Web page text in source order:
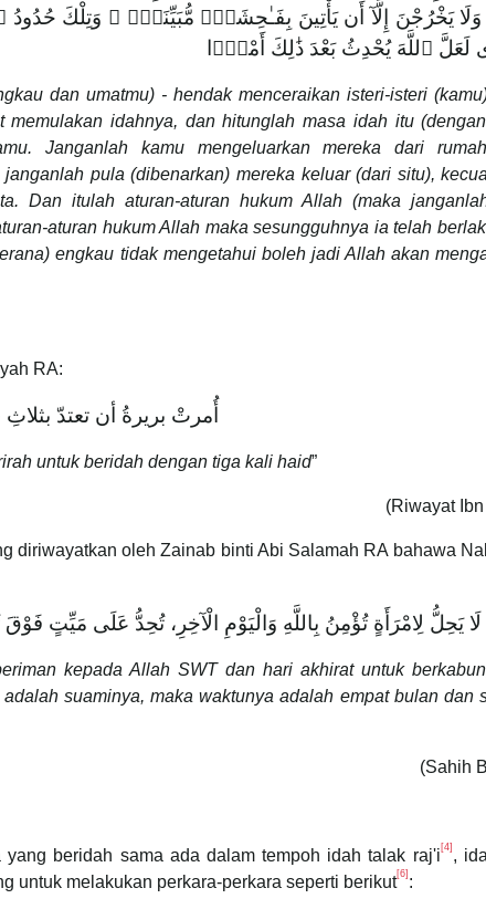
وَلَا يَخْرُجْنَ إِلَّآ أَن يَأْتِينَ بِفَـٰحِشَةٍۢ مُّبَيِّنَةٍۢ ۚ وَتِلْكَ
لَعَلَّ ٱللَّهَ يُحْدِثُ بَعْدَ ذَٰلِكَ أَمْرًۭا
dan umatmu) - hendak menceraikan isteri-isteri
idahnya, dan hitunglah masa idah itu
Janganlah kamu mengeluarkan mereka dari
pula (dibenarkan) mereka keluar (dari situ),
Dan itulah aturan-aturan hukum Allah (maka
aturan hukum Allah maka sesungguhnya ia telah
engkau tidak mengetahui boleh jadi Allah akan
RA:
أُمرتْ بريرةُ أن تعتدّ
untuk beridah dengan tiga kali haid”
(Riwayat
diriwayatkan oleh Zainab binti Abi Salamah RA bahawa
لَا يَحِلُّ لِامْرَأَةٍ تُؤْمِنُ بِاللَّهِ وَالْيَوْمِ الْآخِرِ، تُحِدُّ عَلَى مَيِّتٍ
kepada Allah SWT dan hari akhirat untuk
suaminya, maka waktunya adalah empat bulan dan
(Sahih
beridah sama ada dalam tempoh idah talak raj'i [4] ,
untuk melakukan perkara-perkara seperti berikut[6] :